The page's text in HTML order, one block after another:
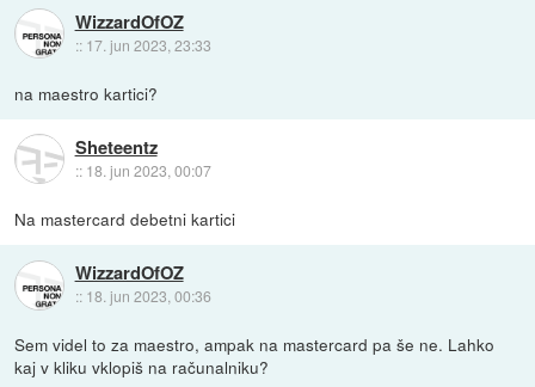
WizzardOfOZ
:: 17. jun 2023, 23:33
na maestro kartici?
Sheteentz
:: 18. jun 2023, 00:07
Na mastercard debetni kartici
WizzardOfOZ
:: 18. jun 2023, 00:36
Sem videl to za maestro, ampak na mastercard pa še ne. Lahko
kaj v kliku vklopiš na računalniku?